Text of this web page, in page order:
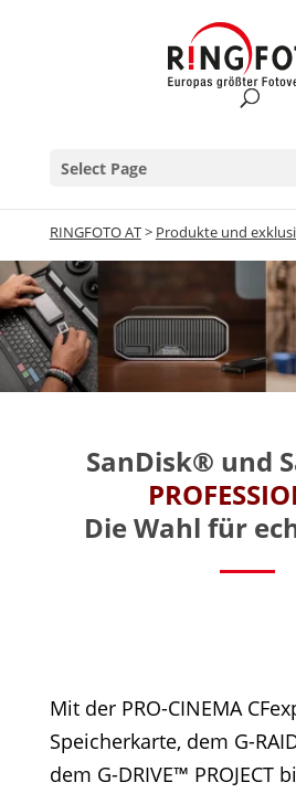
Select Page
RINGFOTO AT> Produkte und
SanDisk® und
Die Wahl für
Mit der PRO-CINEMA
Speicherkarte, dem G-
dem G-DRIVE™ PROJECT